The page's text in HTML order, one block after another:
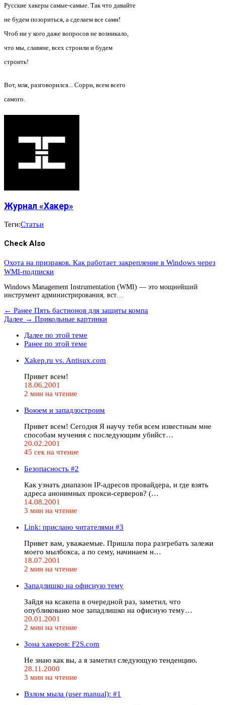
Русские хакеры самые-самые. Так что давайте
не будем позориться, а сделаем все сами!
Чтоб ни у кого даже вопросов не возникало,
что мы, славяне, всех строили и будем
строить!
Вот, мля, разговорился... Сорри, всем всего
самого.
Журнал «Хакер»
Теги:Статьи
Check Also
Охота на призраков. Как работает закрепление в Windows через
WMI-подписки
Windows Management Instrumentation (WMI) — это мощнейший
инструмент администрирования, вст…
← Ранее Пять бастионов для защиты компа
Далее → Прикольные картинки
Далее по этой теме
Ранее по этой теме
Xakep.ru vs. Antisux.com
Привет всем!
18.06.2001
2 мин на чтение
Воюем и западлостроим
Привет всем! Сегодня Я научу тебя всем известным мне
способам мучения с последующим убийст…
20.02.2001
45 сек на чтение
Безопасность #2
Как узнать диапазон IP-адресов провайдера, и где взять
адреса анонимных прокси-серверов? (…
14.08.2001
3 мин на чтение
Link: прислано читателями #3
Привет вам, уважаемые. Пришла пора разгребать залежи
моего мылбокса, а по сему, начинаем н…
18.07.2001
2 мин на чтение
Западлишко на офисную тему
Зайдя на ксакепа в очередной раз, заметил, что
опубликовано мое западлишко на офисную тему…
20.01.2001
2 мин на чтение
Зона хакеров: F2S.com
Не знаю как вы, а я заметил следующую тенденцию.
28.11.2000
3 мин на чтение
Взлом мыла (user manual): #1